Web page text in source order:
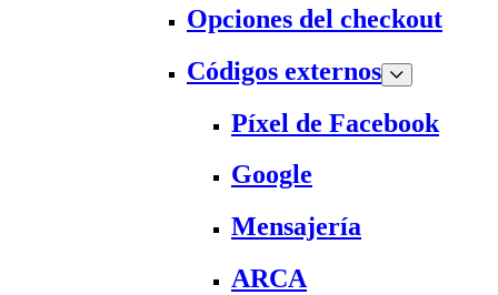
Opciones del checkout
Códigos externos
Píxel de Facebook
Google
Mensajería
ARCA